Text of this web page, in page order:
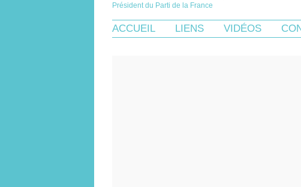
Président du Parti de la France
ACCUEIL LIENS VIDÉOS